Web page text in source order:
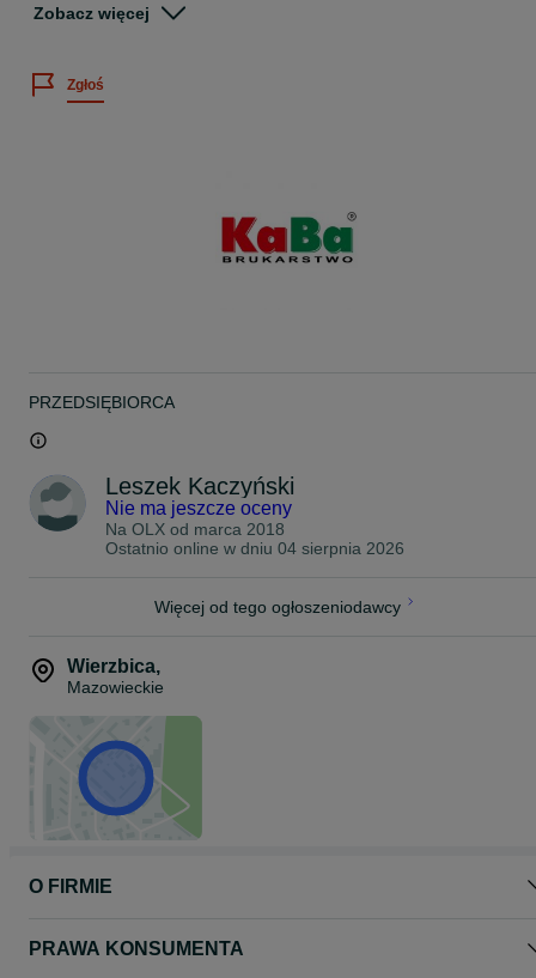
odległości od magazynów. W przypadku pytań prosimy o kontakt
cen.
lokalizacja dotyczy transportu/wysyłki.
Zobacz więcej
Zgłoś
PRZEDSIĘBIORCA
Leszek Kaczyński
Nie ma jeszcze oceny
Na OLX od marca 2018
Ostatnio online w dniu 04 sierpnia 2026
Więcej od tego ogłoszeniodawcy
Wierzbica,
Mazowieckie
O FIRMIE
PRAWA KONSUMENTA